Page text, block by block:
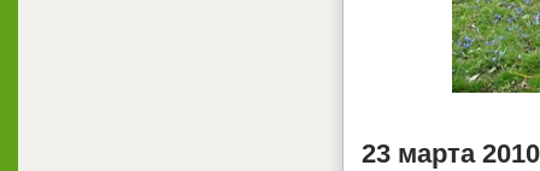
23 марта